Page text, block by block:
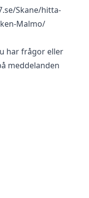
Skane/hitta-
Malmo/
har frågor eller
meddelanden